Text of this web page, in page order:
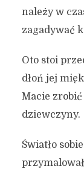
należy w
zagadywać
Oto stoi
dłoń jej
Macie zrobić
dziewczyny.
Światło